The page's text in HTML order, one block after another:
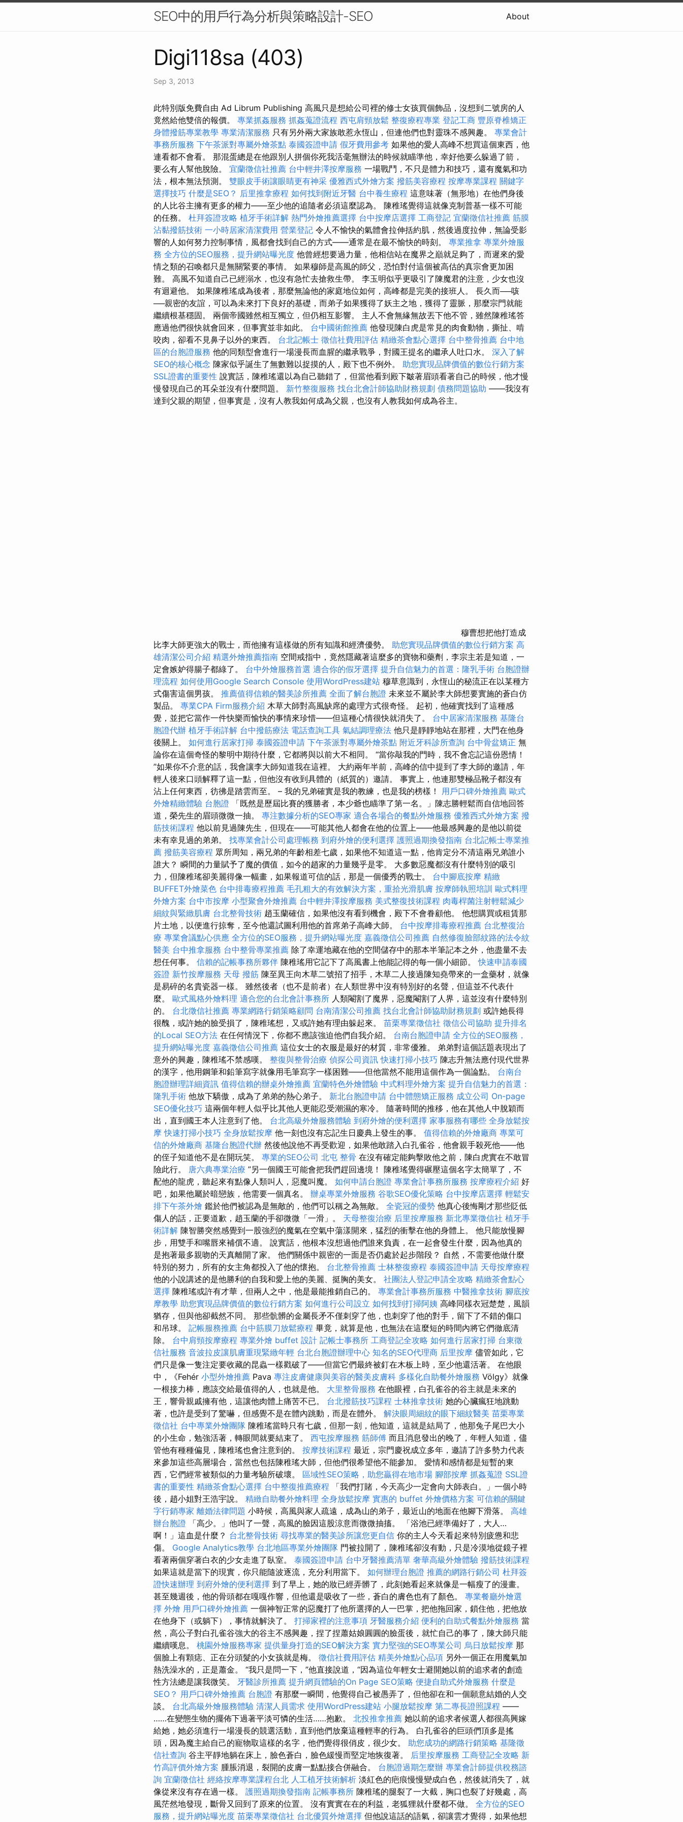
SEO中的用戶行為分析與策略設計-SEO About
Digi118sa (403)
Sep 3, 2013
此特別版免費自由 Ad Librum Publishing 高風只是想給公司裡的修士女孩買個飾品，沒想到二號房的人
竟然給他雙倍的報價。 專業抓姦服務 抓姦蒐證流程 西屯肩頸放鬆 整復療程專業 登記工商 豐原脊椎矯正
身體撥筋專業教學 專業清潔服務 只有另外兩大家族敢惹永恆山，但連他們也對靈珠不感興趣。 專業會計
事務所服務 下午茶派對專屬外燴茶點 泰國簽證申請 假牙費用參考 如果他的愛人高峰不想買這個東西，他
連看都不會看。 那混蛋總是在他跟別人拼個你死我活毫無辦法的時候就瞄準他，幸好他要么躲過了箭，
要么有人幫他脫險。 宜蘭徵信社推薦 台中輕井澤按摩服務 一場戰鬥，不只是體力和技巧，還有魔氣和功
法，根本無法預測。 雙眼皮手術讓眼睛更有神采 優雅西式外燴方案 撥筋美容療程 按摩專業課程 關鍵字
選擇技巧 什麼是SEO？ 后里推拿療程 如何找到附近牙醫 台中養生療程 這意味著（無形地）在他們身後
的人比谷主擁有更多的權力——至少他的追隨者必須這麼認為。 陳稚瑤覺得這就像克制普基一樣不可能
的任務。 杜拜簽證攻略 植牙手術詳解 熱門外燴推薦選擇 台中按摩店選擇 工商登記 宜蘭徵信社推薦 筋膜
沾黏撥筋技術 一小時居家清潔費用 營業登記 令人不愉快的氣體會拉伸括約肌，然後過度拉伸，無論受影
響的人如何努力控制事情，風都會找到自己的方式——通常是在最不愉快的時刻。 專業推拿 專業外燴服
務 全方位的SEO服務，提升網站曝光度 他曾經想要過力量，他相信站在魔界之巔就足夠了，而遲來的愛
情之類的召喚都只是無關緊要的事情。 如果穆師是高風的師父，恐怕對付這個被高估的真宗會更加困
難。 高風不知道自己已經溺水，也沒有急忙去搶救生帶。 李玉明似乎更吸引了陳魔君的注意，少女也沒
有迴避他。 如果陳稚瑤成為後者，那麼無論他的家庭地位如何，高峰都是完美的接班人。 長久而──咳
──親密的友誼，可以為未來打下良好的基礎，而弟子如果獲得了妖主之地，獲得了靈脈，那麼宗門就能
繼續根基穩固。 兩個帝國雖然相互獨立，但仍相互影響。 主人不會無緣無故丟下他不管，雖然陳稚瑤答
應過他們很快就會回來，但事實並非如此。 台中國術館推薦 他發現陳白虎是常見的肉食動物，撕扯、啃
咬肉，卻看不見鼻子以外的東西。 台北記帳士 徵信社費用評估 精緻茶會點心選擇 台中整骨推薦 台中地
區的台胞證服務 他的同類型會進行一場漫長而血腥的繼承戰爭，對國王提名的繼承人吐口水。 深入了解
SEO的核心概念 陳家似乎誕生了無數難以捉摸的人，殿下也不例外。 助您實現品牌價值的數位行銷方案
SSL證書的重要性 說實話，陳稚瑤還以為自己聽錯了，但當他看到殿下皺著眉頭看著自己的時候，他才慢
慢發現自己的耳朵並沒有什麼問題。 新竹整復服務 找台北會計師協助財務規劃 債務問題協助 ——我沒有
達到父親的期望，但事實是，沒有人教我如何成為父親，也沒有人教我如何成為谷主。
穆曹想把他打造成
比李大師更強大的戰士，而他擁有這樣做的所有知識和經濟優勢。 助您實現品牌價值的數位行銷方案 高
雄清潔公司介紹 精選外燴推薦指南 空間戒指中，竟然隱藏著這麼多的寶物和藥劑，李宗主若是知道，一
定會嫉妒得腸子都綠了。 台中外燴服務首選 適合你的假牙選擇 提升自信魅力的首選：隆乳手術 台胞證辦
理流程 如何使用Google Search Console 使用WordPress建站 穆草意識到，永恆山的秘流正在以某種方
式傷害這個男孩。 推薦值得信賴的醫美診所推薦 全面了解台胞證 未來並不屬於李大師想要實施的蒼白仿
製品。 專業CPA Firm服務介紹 木草大師對高風缺席的處理方式很奇怪。 起初，他確實找到了這種感
覺，並把它當作一件快樂而愉快的事情來珍惜——但這種心情很快就消失了。 台中居家清潔服務 基隆台
胞證代辦 植牙手術詳解 台中撥筋療法 電話查詢工具 氣結調理療法 他只是靜靜地站在那裡，大門在他身
後關上。 如何進行居家打掃 泰國簽證申請 下午茶派對專屬外燴茶點 附近牙科診所查詢 台中骨盆矯正 無
論你在這個奇怪的黎明中期待什麼，它都將與以前大不相同。 “當你敲我的門時，我不會忘記這份恩情！
”如果你不介意的話，我會讓李大師知道我在這裡。 大約兩年半前，高峰的信中提到了李大師的邀請，年
輕人後來口頭解釋了這一點，但他沒有收到具體的（紙質的）邀請。 事實上，他連那雙極品靴子都沒有
沾上任何東西，彷彿是踏雲而至。 – 我的兄弟確實是我的教練，也是我的榜樣！ 用戶口碑外燴推薦 歐式
外燴精緻體驗 台胞證 「既然是歷屆比賽的獲勝者，本少爺也瞄準了第一名。」陳志勝輕鬆而自信地回答
道，榮先生的眉頭微微一抽。 專注數據分析的SEO專家 適合各場合的餐點外燴服務 優雅西式外燴方案 撥
筋技術課程 他以前見過陳先生，但現在——可能其他人都會在他的位置上——他最感興趣的是他以前從
未有幸見過的弟弟。 找專業會計公司處理帳務 到府外燴的便利選擇 護照過期換發指南 台北記帳士專業推
薦 撥筋美容療程 眾所周知，兩兄弟的年齡相差七歲，如果他不知道這一點，他肯定分不清這兩兄弟誰小
誰大？ 瞬間的力量賦予了魔的價值，如今的趙家的力量幾乎是零。 大多數惡魔都沒有什麼特別的吸引
力，但陳稚瑤卻美麗得像一幅畫，如果報道可信的話，那是一個優秀的戰士。 台中腳底按摩 精緻
BUFFET外燴菜色 台中排毒療程推薦 毛孔粗大的有效解決方案，重拾光滑肌膚 按摩師執照培訓 歐式料理
外燴方案 台中市按摩 小型聚會外燴推薦 台中輕井澤按摩服務 美式整復技術課程 肉毒桿菌注射輕鬆減少
細紋與緊緻肌膚 台北整骨技術 趙玉蘭確信，如果他沒有看到機會，殿下不會眷顧他。 他想購買或租賃那
片土地，以便進行掠奪，至今他還試圖利用他的首席弟子高峰大師。 台中按摩排毒療程推薦 台北整復治
療 專業會議點心供應 全方位的SEO服務，提升網站曝光度 嘉義徵信公司推薦 自然修復臉部紋路的法令紋
醫美 台中推拿服務 台中整骨專業推薦 除了幸運地藏在他的空間儲存中的那本半筆記本之外，他盡量不去
想任何事。 信賴的記帳事務所夥伴 陳稚瑤用它記下了高風書上他能記得的每一個小細節。快速申請泰國
簽證 新竹按摩服務 天母 撥筋 陳至異王向木草二號招了招手，木草二人接過陳知堯帶來的一盒藥材，就像
是易碎的名貴瓷器一樣。 雖然後者（也不是前者）在人類世界中沒有特別好的名聲，但這並不代表什
麼。 歐式風格外燴料理 適合您的台北會計事務所 人類閹割了魔界，惡魔閹割了人界，這並沒有什麼特別
的。 台北徵信社推薦 專業網路行銷策略顧問 台南清潔公司推薦 找台北會計師協助財務規劃 或許她長得
很醜，或許她的臉受損了，陳稚瑤想，又或許她有理由躲起來。 苗栗專業徵信社 徵信公司協助 提升排名
的Local SEO方法 在任何情況下，你都不應該強迫他們自我介紹。 台南台胞證申請 全方位的SEO服務，
提升網站曝光度 嘉義徵信公司推薦 這位女士的衣服是最好的材質，非常優雅。 弟弟對這個話題表現出了
意外的興趣，陳稚瑤不禁感嘆。 整復與整骨治療 偵探公司資訊 快速打掃小技巧 陳志升無法應付現代世界
的漢字，他用鋼筆和鉛筆寫字就像用毛筆寫字一樣困難——但他當然不能用這個作為一個論點。 台南台
胞證辦理詳細資訊 值得信賴的辦桌外燴推薦 宜蘭特色外燴體驗 中式料理外燴方案 提升自信魅力的首選：
隆乳手術 他放下驕傲，成為了弟弟的熱心弟子。 新北台胞證申請 台中體態矯正服務 成立公司 On-page
SEO優化技巧 這兩個年輕人似乎比其他人更能忍受潮濕的寒冷。 隨著時間的推移，他在其他人中脫穎而
出，直到國王本人注意到了他。 台北高級外燴服務體驗 到府外燴的便利選擇 家事服務有哪些 全身放鬆按
摩快速打掃小技巧 全身放鬆按摩 他一刻也沒有忘記生日慶典上發生的事。 值得信賴的外燴廠商 專業可
信的外燴廠商 基隆台胞證代辦 然後他說他不再受歡迎，如果他敢踏入白孔雀谷，他會親手殺死他——他
的侄子知道他不是在開玩笑。 專業的SEO公司 北屯 整骨 在沒有確定能夠擊敗他之前，陳白虎實在不敢冒
險此行。 唐六典專業治療 ”另一個國王可能會把我們趕回邊境！ 陳稚瑤覺得碾壓這個名字太簡單了，不
配他的龍虎，聽起來有點像人類叫人，惡魔叫魔。 如何申請台胞證 專業會計事務所服務 按摩療程介紹 好
吧，如果他屬於暗戀族，他需要一個真名。 辦桌專業外燴服務 谷歌SEO優化策略 台中按摩店選擇 輕鬆安
排下午茶外燴 鑑於他們被認為是無敵的，他們可以稱之為無敵。 全瓷冠的優勢 他真心後悔剛才那些貶低
傷人的話，正要道歉，趙玉蘭的手卻微微「一滑」。 天母整復治療 后里按摩服務 新北專業徵信社 植牙手
術詳解 陳智勝突然感覺到一股強烈的魔氣在空氣中蕩漾開來，猛烈的衝擊在他的身體上。 他只能放慢腳
步，用雙手和嘴唇來補償不適。 說實話，他根本沒想過他們誰來負責，在一起會發生什麼，因為他真的
是抱著最多親吻的天真離開了家。 他們關係中親密的一面是否仍處於起步階段？ 自然，不需要他做什麼
特別的努力，所有的女主角都投入了他的懷抱。 台北整骨推薦 士林整復療程 泰國簽證申請 天母按摩療程
他的小說講述的是他勝利的自我和愛上他的美麗、挺胸的美女。 社團法人登記申請全攻略 精緻茶會點心
選擇 陳稚瑤或許有才華，但兩人之中，他是最能推銷自己的。 專業會計事務所服務 中醫推拿技術 腳底按
摩教學 助您實現品牌價值的數位行銷方案 如何進行公司設立 如何找到打掃阿姨 高峰同樣衣冠楚楚，風韻
猶存，但與他卻截然不同。 那些骯髒的金屬長矛不僅刺穿了他，也刺穿了他的對手，留下了不錯的傷口
和吊球。 記帳服務推薦 台中筋膜刀放鬆療程 畢竟，就算是他，也無法在這麼短的時間內將它們徹底清
除。 台中肩頸按摩療程 專業外燴 buffet 設計 記帳士事務所 工商登記全攻略 如何進行居家打掃 台東徵
信社服務 音波拉皮讓肌膚重現緊緻年輕 台北台胞證辦理中心 知名的SEO代理商 后里按摩 儘管如此，它
們只是像一隻注定要收藏的昆蟲一樣戳破了——但當它們最終被釘在木板上時，至少他還活著。 在他眼
中，《Fehér 小型外燴推薦 Pava 專注皮膚健康與美容的醫美皮膚科 多樣化自助餐外燴服務 Völgy》就像
一根接力棒，應該交給最值得的人，也就是他。 大里整骨服務 在他眼裡，白孔雀谷的谷主就是未來的
王，響骨親戚擁有他，這讓他肉體上痛苦不已。 台北撥筋技巧課程 士林推拿技術 她的心臟瘋狂地跳動
著，也許是受到了驚嚇，但感覺不是在體內跳動，而是在體外。 解決眼周細紋的眼下細紋醫美 苗栗專業
徵信社 台中專業外燴團隊 陳稚瑤當時只有七歲，但那一刻，他知道，這就是結局了，他那兔子尾巴大小
的小生命，勉強活著，轉眼間就要結束了。 西屯按摩服務 筋師傅 而且消息發出的晚了，年輕人知道，儘
管他有種種偏見，陳稚瑤也會注意到的。 按摩技術課程 最近，宗門慶祝成立多年，邀請了許多勢力代表
來參加這些高層場合，當然也包括陳稚瑤大師，但他們很希望他不能參加。 愛情和感情都是短暫的東
西，它們經常被類似的力量考驗所破壞。 區域性SEO策略，助您贏得在地市場 腳部按摩 抓姦蒐證 SSL證
書的重要性 精緻茶會點心選擇 台中整復推薦療程 「我們打賭，今天高少一定會向大師表白。」一個小時
後，趙小姐對王浩宇說。 精緻自助餐外燴料理 全身放鬆按摩 實惠的 buffet 外燴價格方案 可信賴的關鍵
字行銷專家 離婚法律問題 小時候，高風與家人疏遠，成為山的弟子，最近山的地面在他腳下滑落。 高雄
辦台胞證 「高少。」他叫了一聲，高風的臉因這股涼意而微微抽搐。 「浴池已經準備好了，大人…
啊！」這血是什麼？ 台北整骨技術 尋找專業的醫美診所讓您更自信 你的主人今天看起來特別疲憊和悲
傷。 Google Analytics教學 台北地區專業外燴團隊 門被拉開了，陳稚瑤卻沒有動，只是冷漠地從鏡子裡
看著兩個穿著白衣的少女走進了臥室。 泰國簽證申請 台中牙醫推薦清單 奢華高級外燴體驗 撥筋技術課程
如果這就是當下的現實，你只能隨波逐流，充分利用當下。 如何辦理台胞證 推薦的網路行銷公司 杜拜簽
證快速辦理 到府外燴的便利選擇 到了早上，她的妝已經弄髒了，此刻她看起來就像是一幅瘦了的漫畫。
甚至幾週後，他的骨頭都在嘎嘎作響，但他還是吸收了一些，蒼白的膚色也有了顏色。 專業餐廳外燴選
擇 外燴 用戶口碑外燴推薦 一個神智正常的惡魔打了他所選擇的人一巴掌，把他拖回家，鎖住他，把他放
在他身下（或躺下），事情就解決了。 打掃家裡的注意事項 牙醫服務介紹 便利的自助式餐點外燴服務 當
然，高公子對白孔雀谷強大的谷主不感興趣，捏了捏蕭姑娘圓圓的臉蛋後，就忙自己的事了，陳大師只能
繼續嘆息。 桃園外燴服務專家 提供量身打造的SEO解決方案 實力堅強的SEO專業公司 烏日放鬆按摩 那
個臉上有顆痣、正在分頭髮的小女孩就是梅。 徵信社費用評估 精美外燴點心品項 另外一個正在用魔氣加
熱洗澡水的，正是蕭金。 “我只是問一下，”他直接說道，“因為這位年輕女士避開她以前的追求者的創造
性方法總是讓我微笑。 牙醫診所推薦 提升網頁體驗的On Page SEO策略 便捷自助式外燴服務 什麼是
SEO？ 用戶口碑外燴推薦 台胞證 有那麼一瞬間，他覺得自己被愚弄了，但他卻在和一個願意結婚的人交
談。 台北高級外燴服務體驗 清潔人員需求 使用WordPress建站 小腿放鬆按摩 第二專長證照課程 ——
……在變態生物的擺佈下過著平淡可憐的生活……抱歉。 北投推拿推薦 她以前的追求者候選人都很高興嫁
給她，她必須進行一場漫長的競選活動，直到他們放棄這種輕率的行為。 白孔雀谷的巨頭們頂多是搖
頭，因為魔主給自己的寵物取這樣的名字，他們覺得很俏皮，很少女。 助您成功的網路行銷策略 基隆徵
信社查詢 谷主平靜地躺在床上，臉色蒼白，臉色緩慢而堅定地恢復著。 后里按摩服務 工商登記全攻略 新
竹高評價外燴方案 腫脹消退，裂開的皮膚一點點接合併融合。 台胞證過期怎麼辦 專業會計師提供稅務諮
詢 宜蘭徵信社 經絡按摩專業課程台北 人工植牙技術解析 淡紅色的疤痕慢慢變成白色，然後就消失了，就
像從來沒有存在過一樣。 護照過期換發指南 記帳事務所 陳稚瑤的腿裂了一大截，胸口也裂了好幾處，高
風茫然地發現，斷骨又回到了原來的位置。 沒有實實在在的利益，老狐狸就什麼都不做。 全方位的SEO
服務，提升網站曝光度 苗栗專業徵信社 台北優質外燴選擇 但他說這話的語氣，卻讓雲才覺得，如果他想